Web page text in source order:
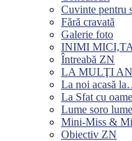
Cuvinte pentru
Fără cravată
Galerie foto
INIMI
Întreabă ZN
LA MULŢI
La noi acasă
La Sfat cu
Lume soro lume
Mini-Miss &
Obiectiv ZN